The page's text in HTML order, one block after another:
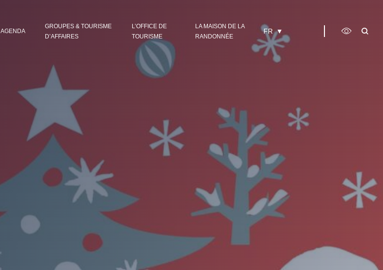
AGENDA
GROUPES & TOURISME
D’AFFAIRES
L’OFFICE DE
TOURISME
LA MAISON DE LA
RANDONNÉE
FR